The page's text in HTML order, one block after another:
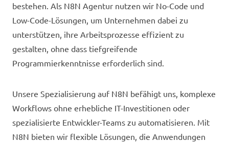
bestehen. Als N8N Agentur nutzen wir No-Code und
Low-Code-Lösungen, um Unternehmen dabei zu
unterstützen, ihre Arbeitsprozesse effizient zu
gestalten, ohne dass tiefgreifende
Programmierkenntnisse erforderlich sind.
Unsere Spezialisierung auf N8N befähigt uns, komplexe
Workflows ohne erhebliche IT-Investitionen oder
spezialisierte Entwickler-Teams zu automatisieren. Mit
N8N bieten wir flexible Lösungen, die Anwendungen